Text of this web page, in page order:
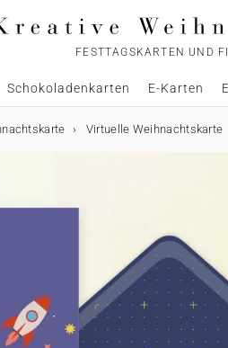
FESTTAGSKARTEN UND
Schokoladenkarten E-Karten
Virtuelle Weihnachtskarte